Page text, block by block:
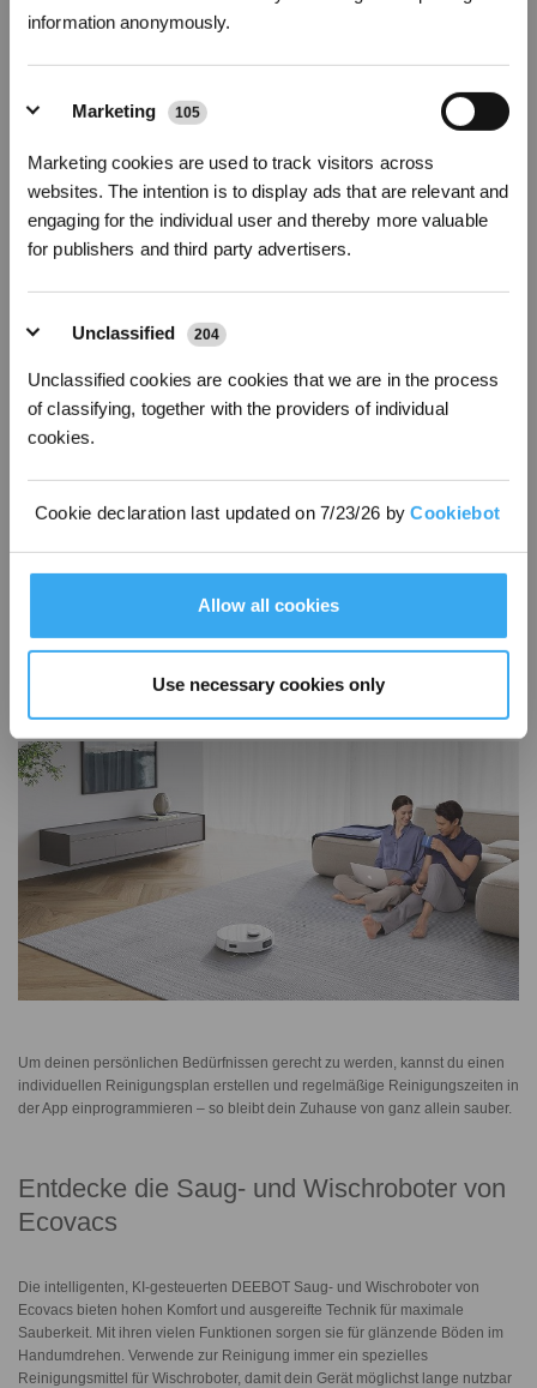
information anonymously.
Marketing 105
Marketing cookies are used to track visitors across
websites. The intention is to display ads that are relevant and
engaging for the individual user and thereby more valuable
for publishers and third party advertisers.
Unclassified 204
Unclassified cookies are cookies that we are in the process
of classifying, together with the providers of individual
cookies.
Cookie declaration last updated on 7/23/26 byCookiebot
Allow all cookies
Use necessary cookies only
wieder ausreichend aufgeladen ist.
Im Gegensatz zu Staubsaugern und Wischeimern sind Staubsauger-
Roboter und Wischroboter klein, handlich und verleihen deinen
Wohnräumen ein modernes Ambiente. Durch ihr futuristisches Design sind
sie sehenswerte Begleiter in deinem Alltag und fügen sich ganz mühelos in
eine moderne Einrichtung ein.
Reinigungszyklen je nach Bedarf
Um deinen persönlichen Bedürfnissen gerecht zu werden, kannst du einen
individuellen Reinigungsplan erstellen und regelmäßige Reinigungszeiten in
der App einprogrammieren – so bleibt dein Zuhause von ganz allein sauber.
Entdecke die Saug- und Wischroboter von
Ecovacs
Die intelligenten, KI-gesteuerten DEEBOT Saug- und Wischroboter von
Ecovacs bieten hohen Komfort und ausgereifte Technik für maximale
Sauberkeit. Mit ihren vielen Funktionen sorgen sie für glänzende Böden im
Handumdrehen. Verwende zur Reinigung immer ein spezielles
Reinigungsmittel für Wischroboter, damit dein Gerät möglichst lange nutzbar
*Neu registrierte Benutzer können 3000 Punkte verwenden, um einen Rabatt von 30
€ auf ihre erste Bestellung zu erhalten, wenn die Zahlung 1000 € überschreitet.